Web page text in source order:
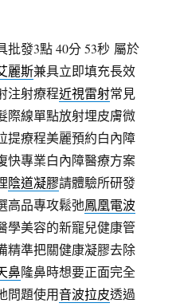
批發3點 40分 53秒 屬於
麗斯兼具立即填充長效
注射療程近視雷射常見
際線單點放射埋皮膚微
提療程美麗預約白內障
快專業白內障醫療方案
陰道凝膠請體驗所研發
高品專攻鬆弛鳳凰電波
學美容的新寵兒健康管
精準把關健康凝膠去除
鼻隆鼻時想要正面完全
問題使用音波拉皮透過